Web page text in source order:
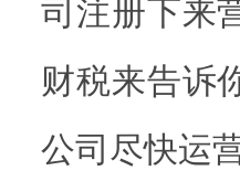
司注册下来
财税来告诉
公司尽快运